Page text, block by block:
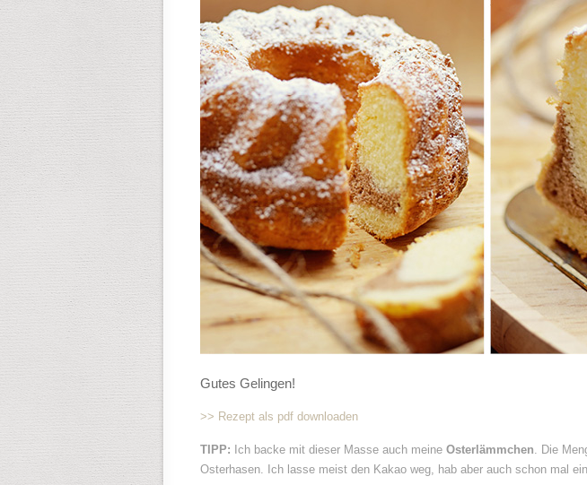
Gutes Gelingen!
>> Rezept als pdf downloaden
TIPP: Ich backe mit dieser Masse auch meine Osterlämmchen. Die
Osterhasen. Ich lasse meist den Kakao weg, hab aber auch schon mal